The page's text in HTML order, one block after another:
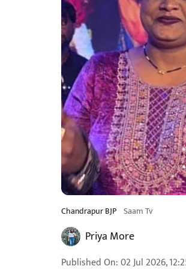
Chandrapur BJP Saam Tv
Priya More
Published On:02 Jul 2026,